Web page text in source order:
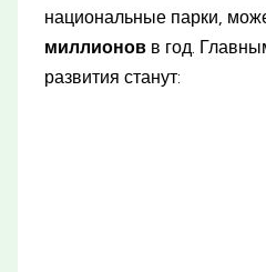
национальные парки,
миллионов в год.
развития станут: